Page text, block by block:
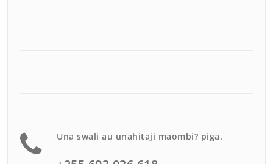
Una swali au unahitaji maombi? piga.